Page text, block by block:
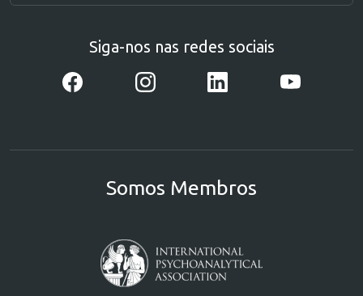
Siga-nos nas redes sociais
Somos Membros